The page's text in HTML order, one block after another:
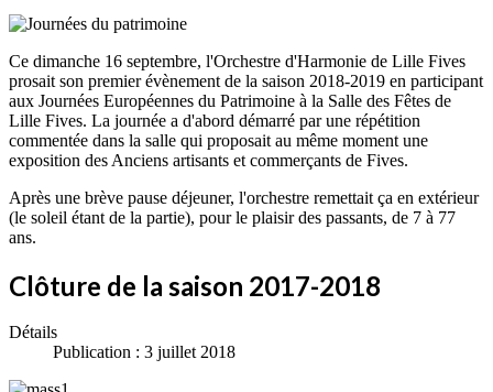
Ce dimanche 16 septembre, l'Orchestre d'Harmonie de Lille Fives
prosait son premier évènement de la saison 2018-2019 en participant
aux Journées Européennes du Patrimoine à la Salle des Fêtes de
Lille Fives. La journée a d'abord démarré par une répétition
commentée dans la salle qui proposait au même moment une
exposition des Anciens artisants et commerçants de Fives.
Après une brève pause déjeuner, l'orchestre remettait ça en extérieur
(le soleil étant de la partie), pour le plaisir des passants, de 7 à 77
ans.
Clôture de la saison 2017-2018
Détails
Publication : 3 juillet 2018